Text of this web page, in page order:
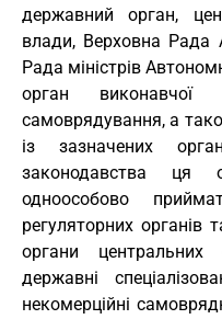
державний орган,
влади, Верховна Рада
Рада міністрів
орган виконавчої
самоврядування, а
із зазначених
законодавства ця
одноособово
регуляторних органів
органи центральних
державні
некомерційні